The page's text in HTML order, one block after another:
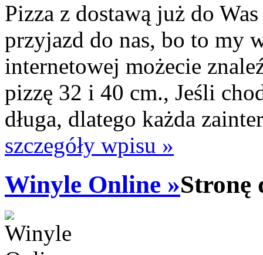
Pizza z dostawą już do
przyjazd do nas, bo to my
internetowej możecie
pizzę 32 i 40 cm., Jeśli
długa, dlatego każda
szczegóły wpisu »
Winyle Online »Stronę